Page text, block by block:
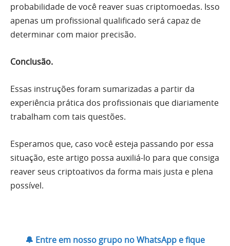
probabilidade de você reaver suas criptomoedas. Isso
apenas um profissional qualificado será capaz de
determinar com maior precisão.
Conclusão.
Essas instruções foram sumarizadas a partir da
experiência prática dos profissionais que diariamente
trabalham com tais questões.
Esperamos que, caso você esteja passando por essa
situação, este artigo possa auxiliá-lo para que consiga
reaver seus criptoativos da forma mais justa e plena
possível.
🔔 Entre em nosso grupo no WhatsApp e fique